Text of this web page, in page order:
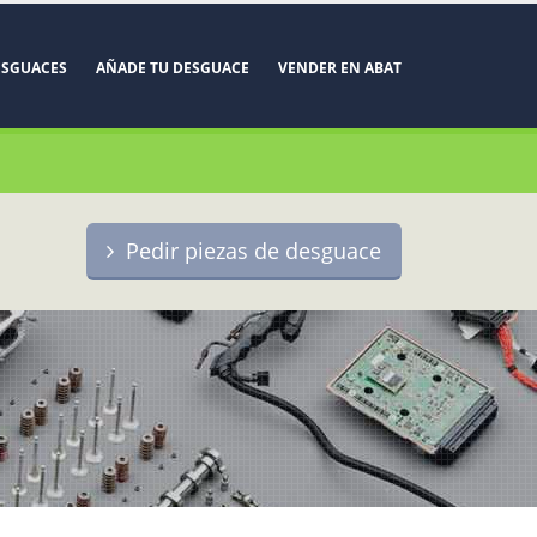
AÑADE TU DESGUACE VENDER EN ABAT
Pedir piezas de desguace